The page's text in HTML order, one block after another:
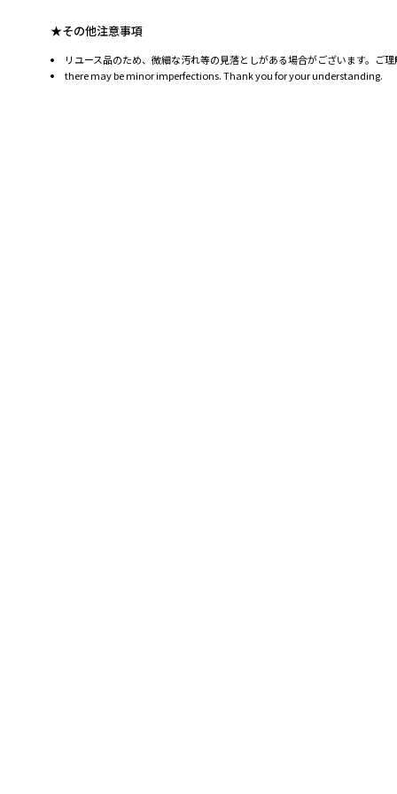
★その他注意事項
リユース品のため、微細な汚れ等の見落としがある場合がございます。ご
there may be minor imperfections. Thank you for your understanding.